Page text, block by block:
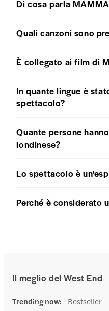
Di cosa parla
Quali canzoni sono
È collegato ai film di
In quante lingue è
spettacolo?
Quante persone
londinese?
Lo spettacolo è
Perché è considerato
Il meglio del West End
Trending now: Bestseller